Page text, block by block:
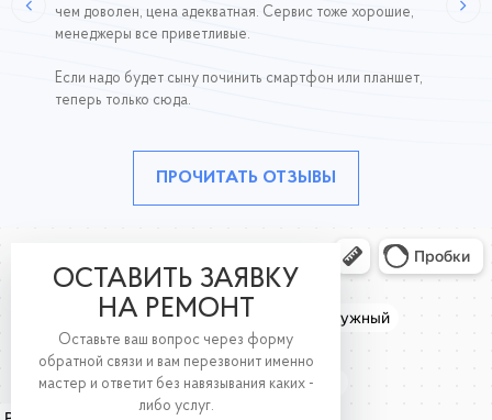
чем доволен, цена адекватная. Сервис тоже хорошие,
менеджеры все приветливые.
Если надо будет сыну починить смартфон или планшет,
теперь только сюда.
ПРОЧИТАТЬ ОТЗЫВЫ
ОСТАВИТЬ ЗАЯВКУ
НА РЕМОНТ
Оставьте ваш вопрос через форму
обратной связи и вам перезвонит именно
мастер и ответит без навязывания каких -
либо услуг.